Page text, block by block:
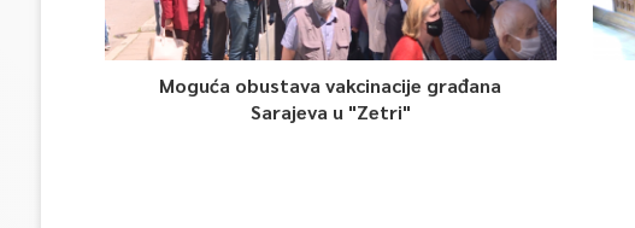
Moguća obustava vakcinacije građana
Sarajeva u "Zetri"